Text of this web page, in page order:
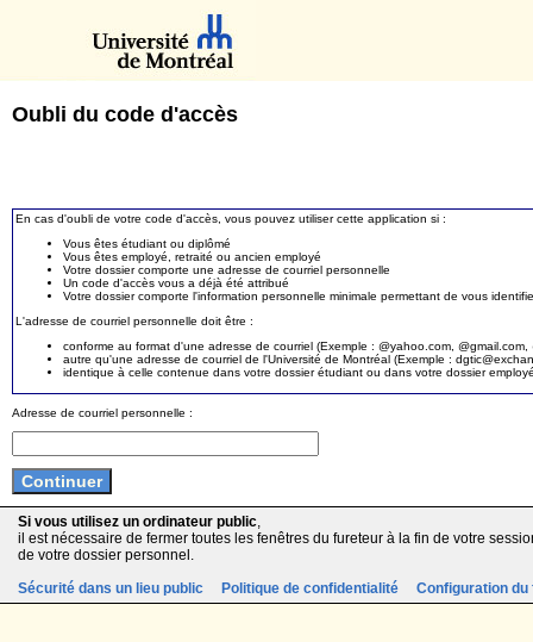
Oubli du code d'accès
En cas d'oubli de votre code d'accès, vous pouvez utiliser cette application si :
Vous êtes étudiant ou diplômé
Vous êtes employé, retraité ou ancien employé
Votre dossier comporte une adresse de courriel personnelle
Un code d'accès vous a déjà été attribué
Votre dossier comporte l'information personnelle minimale permettant de vous
L'adresse de courriel personnelle doit être :
conforme au format d'une adresse de courriel (Exemple : @yahoo.com,
autre qu'une adresse de courriel de l'Université de Montréal (Exemple :
identique à celle contenue dans votre dossier étudiant ou dans votre dossier
Adresse de courriel personnelle :
Si vous utilisez un ordinateur public,
il est nécessaire de fermer toutes les fenêtres du fureteur à la fin de votre
de votre dossier personnel.
Sécurité dans un lieu public
Politique de confidentialité Configuration du